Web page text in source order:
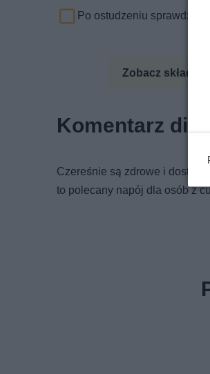
Po ostudzeniu sprawdź
Zobacz
Komentarz
Czereśnie są zdrowe i
to polecany napój dla osób z